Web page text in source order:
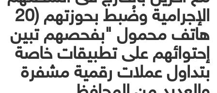
الإجرامية وضُبط بحوزتهم (20
هاتف محمول "بفحصهم تبين
إحتوائهم على تطبيقات خاصة
بتداول عملات رقمية مشفرة